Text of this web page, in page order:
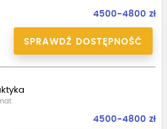
4500-4800 zł
SPRAWDŹ DOSTĘPNOŚĆ
4500-4800 zł